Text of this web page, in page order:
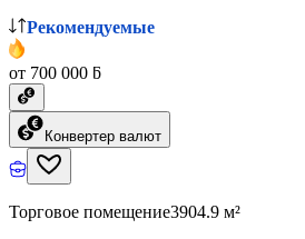
Рекомендуемые
от 700 000 ƃ
Конвертер валют
Торговое помещение3904.9 м²